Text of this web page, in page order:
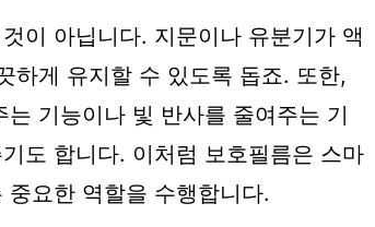
이 아닙니다. 지문이나 유분기가 액
하게 유지할 수 있도록 돕죠. 또한,
기능이나 빛 반사를 줄여주는 기
도 합니다. 이처럼 보호필름은 스마
요한 역할을 수행합니다.